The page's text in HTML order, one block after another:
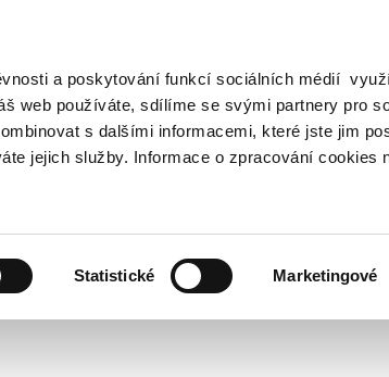
a poskytování funkcí sociálních médií
web používáte, sdílíme se svými partnery pro
s dalšími informacemi, které jste jim
jejich služby. Informace o zpracování cookies
Statistické Marketingové
Vyhledat
submenu
submenu
účetnictví